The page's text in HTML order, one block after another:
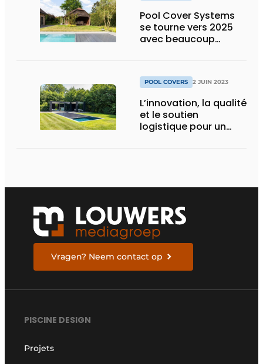
Pool Cover Systems
se tourne vers 2025
avec beaucoup
POOL COVERS 2 JUIN 2023
L’innovation, la qualité
et le soutien
logistique pour un
Vragen? Neem contact op
PISCINE DESIGN
Projets